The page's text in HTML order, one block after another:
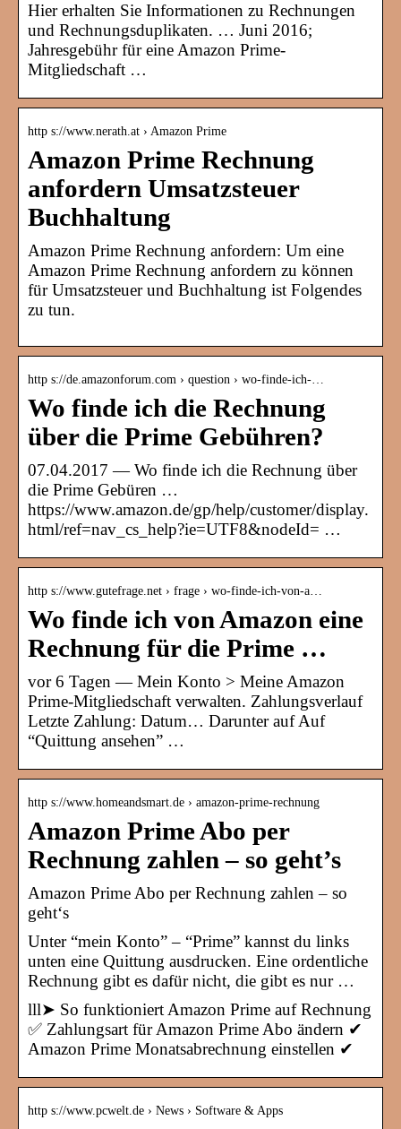
Hier erhalten Sie Informationen zu Rechnungen
und Rechnungsduplikaten. … Juni 2016;
Jahresgebühr für eine Amazon Prime-
Mitgliedschaft …
http s://www.nerath.at › Amazon Prime
Amazon Prime Rechnung
anfordern Umsatzsteuer
Buchhaltung
Amazon Prime Rechnung anfordern: Um eine
Amazon Prime Rechnung anfordern zu können
für Umsatzsteuer und Buchhaltung ist Folgendes
zu tun.
http s://de.amazonforum.com › question › wo-finde-ich-…
Wo finde ich die Rechnung
über die Prime Gebühren?
07.04.2017 — Wo finde ich die Rechnung über
die Prime Gebüren …
https://www.amazon.de/gp/help/customer/display.
html/ref=nav_cs_help?ie=UTF8&nodeId= …
http s://www.gutefrage.net › frage › wo-finde-ich-von-a…
Wo finde ich von Amazon eine
Rechnung für die Prime …
vor 6 Tagen — Mein Konto > Meine Amazon
Prime-Mitgliedschaft verwalten. Zahlungsverlauf
Letzte Zahlung: Datum… Darunter auf Auf
“Quittung ansehen” …
http s://www.homeandsmart.de › amazon-prime-rechnung
Amazon Prime Abo per
Rechnung zahlen – so geht’s
Amazon Prime Abo per Rechnung zahlen – so
geht‘s
Unter “mein Konto” – “Prime” kannst du links
unten eine Quittung ausdrucken. Eine ordentliche
Rechnung gibt es dafür nicht, die gibt es nur …
lll➤ So funktioniert Amazon Prime auf Rechnung
✅ Zahlungsart für Amazon Prime Abo ändern ✔
Amazon Prime Monatsabrechnung einstellen ✔
http s://www.pcwelt.de › News › Software & Apps